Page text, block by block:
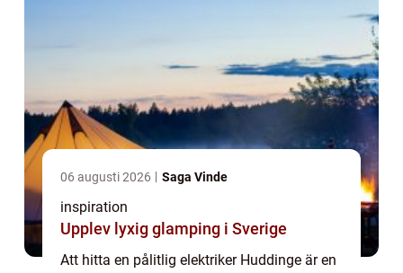
06 augusti 2026 Saga Vinde
inspiration
Upplev lyxig glamping i Sverige
Att hitta en pålitlig elektriker Huddinge är en